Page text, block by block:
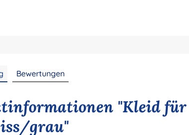
Bewertungen
"Kleid für
grau"